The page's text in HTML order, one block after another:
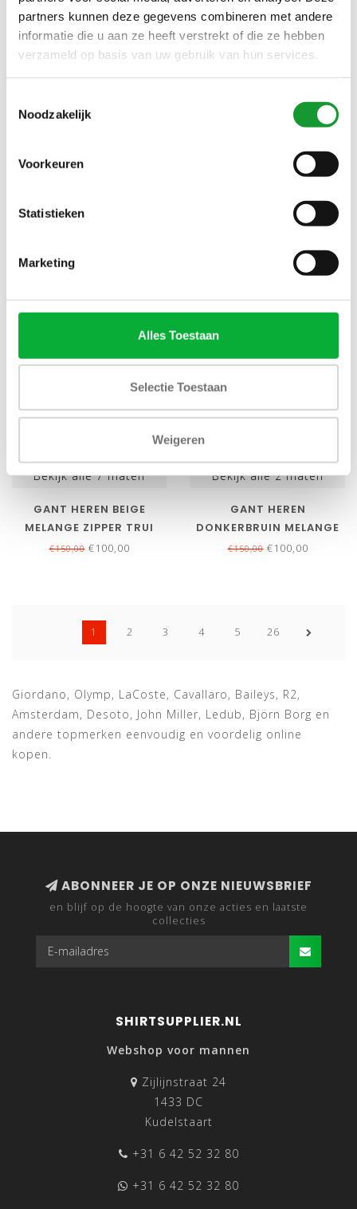
partners kunnen deze gegevens combineren met andere
informatie die u aan ze heeft verstrekt of die ze hebben
verzameld op basis van uw gebruik van hun services.
Noodzakelijk
Voorkeuren
Statistieken
Marketing
Alles Toestaan
Selectie Toestaan
Weigeren
SALE-33%
GANT HEREN BORDEAUX
SALE-33%
maten
GANT HEREN
TRUI RITSJE SUPERFINE
LAMSWOL
€100,00
SALE-33%
Bekijk alle7maten
GANT HEREN BEIGE
MELANGE ZIPPER TRUI
RITSJE SUPERFINE
€150,00€100,00
Bekijk alle2maten
GANT HEREN
DONKERBRUIN MELANGE
ZIPPER TRUI RITSJE
€150,00€100,00
1 2 3 4 5 26
Giordano, Olymp, LaCoste, Cavallaro, Baileys, R2,
Amsterdam, Desoto, John Miller, Ledub, Björn Borg en
andere topmerken eenvoudig en voordelig online
kopen.
ABONNEER JE OP ONZE NIEUWSBRIEF
en blijf op de hoogte van onze acties en laatste
collecties
SHIRTSUPPLIER.NL
Webshop voor mannen
Zijlijnstraat 24
1433 DC
Kudelstaart
+31 6 42 52 32 80
+31 6 42 52 32 80